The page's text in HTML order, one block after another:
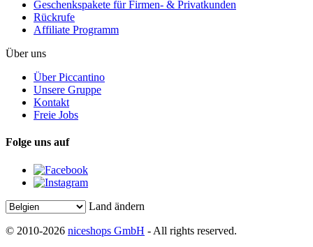
Geschenkspakete für Firmen- & Privatkunden
Rückrufe
Affiliate Programm
Über uns
Über Piccantino
Unsere Gruppe
Kontakt
Freie Jobs
Folge uns auf
Land ändern
© 2010-2026 niceshops GmbH - All rights reserved.